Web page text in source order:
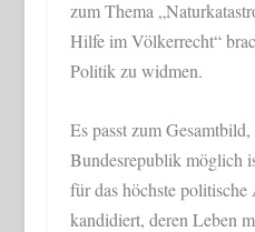
zum Thema
Hilfe im Völkerrecht“
Politik zu widmen.
Es passt zum
Bundesrepublik möglich
für das höchste
kandidiert, deren Leben